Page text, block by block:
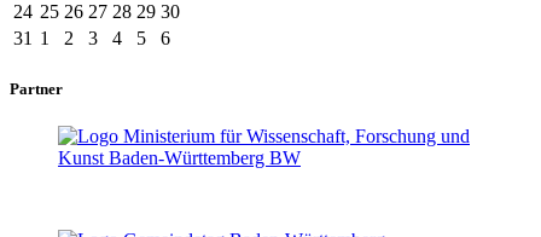
24 25 26 27 28 29 30
31 1 2 3 4 5 6
Partner